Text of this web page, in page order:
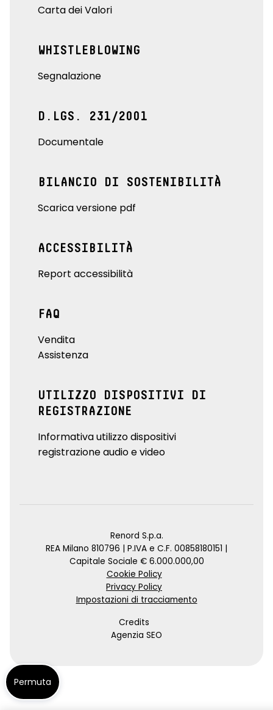
Carta dei Valori
WHISTLEBLOWING
Segnalazione
D.LGS. 231/2001
Documentale
BILANCIO DI SOSTENIBILITÀ
Scarica versione pdf
ACCESSIBILITÀ
Report accessibilità
FAQ
Vendita
Assistenza
UTILIZZO DISPOSITIVI DI
REGISTRAZIONE
Informativa utilizzo dispositivi
registrazione audio e video
Renord S.p.a.
REA Milano 810796 | P.IVA e C.F. 00858180151 |
Capitale Sociale € 6.000.000,00
Cookie Policy
Privacy Policy
Impostazioni di tracciamento
Credits
Agenzia SEO
Permuta